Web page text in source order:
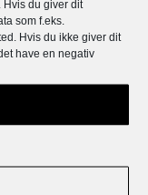
du giver dit
som f.eks.
Hvis du ikke giver dit
have en negativ